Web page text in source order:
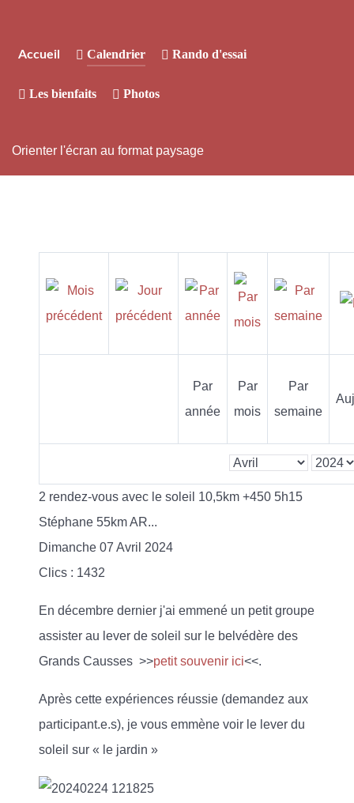
Accueil Calendrier Rando d'essai
Les bienfaits Photos
Orienter l'écran au format paysage
Par
année
Par
mois
Par
semaine
2 rendez-vous avec le soleil 10,5km +450 5h15
Stéphane 55km AR...
Dimanche 07 Avril 2024
Clics : 1432
En décembre dernier j'ai emmené un petit groupe
assister au lever de soleil sur le belvédère des
Grands Causses >>petit souvenir ici<<.
Après cette expériences réussie (demandez aux
participant.e.s), je vous emmène voir le lever du
soleil sur « le jardin »